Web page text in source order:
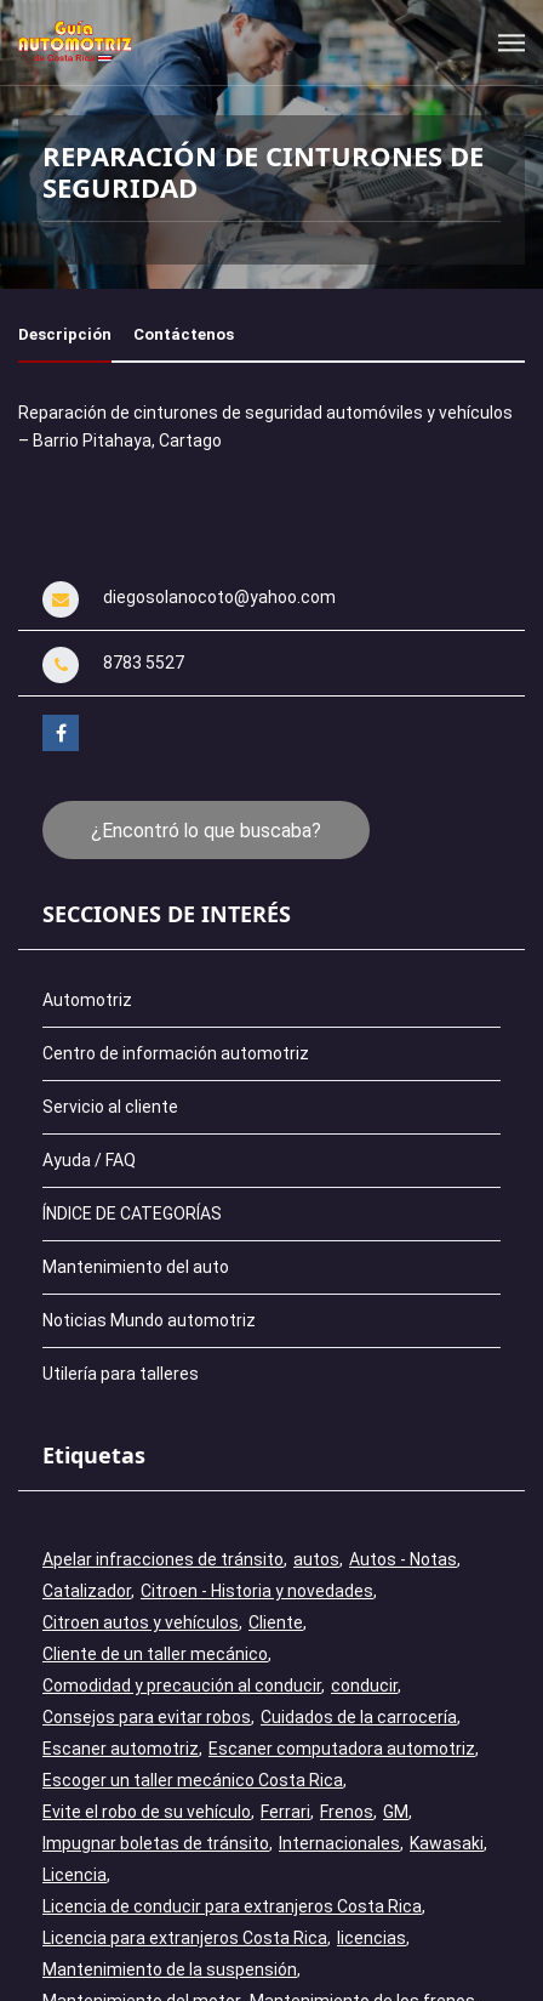
REPARACIÓN DE CINTURONES DE
SEGURIDAD
Descripción Contáctenos
Reparación de cinturones de seguridad automóviles y vehículos
– Barrio Pitahaya, Cartago
diegosolanocoto@yahoo.com
8783 5527
¿Encontró lo que buscaba?
SECCIONES DE INTERÉS
Automotriz
Centro de información automotriz
Servicio al cliente
Ayuda / FAQ
ÍNDICE DE CATEGORÍAS
Mantenimiento del auto
Noticias Mundo automotriz
Utilería para talleres
Etiquetas
Apelar infracciones de tránsito autos Autos - Notas
Catalizador Citroen - Historia y novedades
Citroen autos y vehículos Cliente
Cliente de un taller mecánico
Comodidad y precaución al conducir conducir
Consejos para evitar robos Cuidados de la carrocería
Escaner automotriz
Escaner computadora automotriz
Escoger un taller mecánico Costa Rica
Evite el robo de su vehículo
Ferrari Frenos GM
Impugnar boletas de tránsito
Internacionales
Kawasaki
Licencia
Licencia de conducir para extranjeros Costa Rica
Licencia para extranjeros Costa Rica
licencias
Mantenimiento de la suspensión